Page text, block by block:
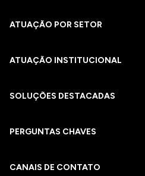
ATUAÇÃO POR SETOR
ATUAÇÃO INSTITUCIONAL
SOLUÇÕES DESTACADAS
PERGUNTAS CHAVES​
CANAIS DE CONTATO